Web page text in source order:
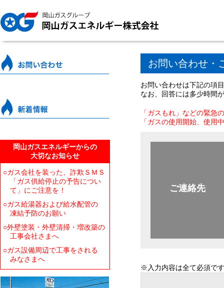
岡山ガスエネルギーからの
大切なお知らせ
○ガス会社を装った、詐欺ＳＭＳ
「ガス供給停止の予告につい
て」にご注意を！
○ガス給湯器および給水配管の
凍結予防のお願い
○外壁塗装・外壁清掃・増改築の
工事会社さまへ
○ガス設備周辺で工事をされる
みなさまへ
お問い合わせ・
お問い合わせは下記の項
なお、回答には多少時間
「ガスもれ」などの緊急
「ガスの使用開始、使用
ご連絡先
※入力内容は全て必須で